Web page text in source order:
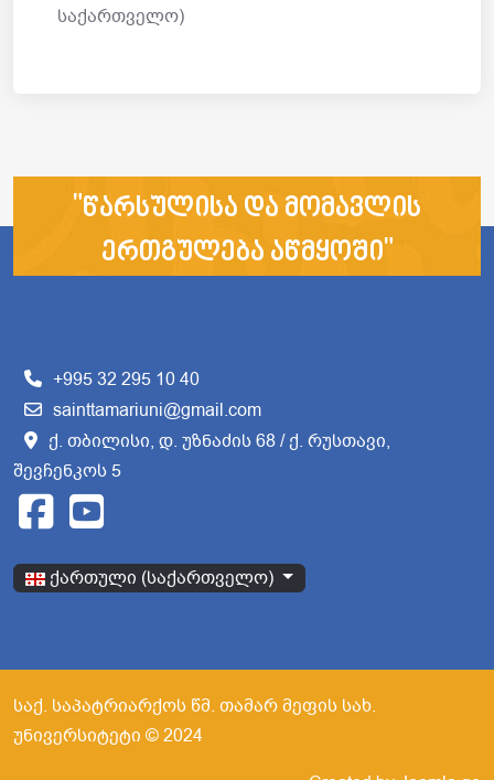
საქართველო)
"წარსულისა და მომავლის
ერთგულება აწმყოში"
+995 32 295 10 40
sainttamariuni@gmail.com
ქ. თბილისი, დ. უზნაძის 68 / ქ. რუსთავი,
შევჩენკოს 5
აირჩიეთ ენა
ქართული (საქართველო)
საქ. საპატრიარქოს წმ. თამარ მეფის სახ.
უნივერსიტეტი © 2024